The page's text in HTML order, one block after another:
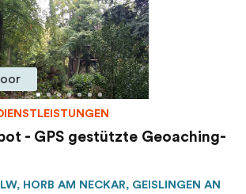
- GPS gestützte Geoaching-
HORB AM NECKAR, GEISLINGEN AN